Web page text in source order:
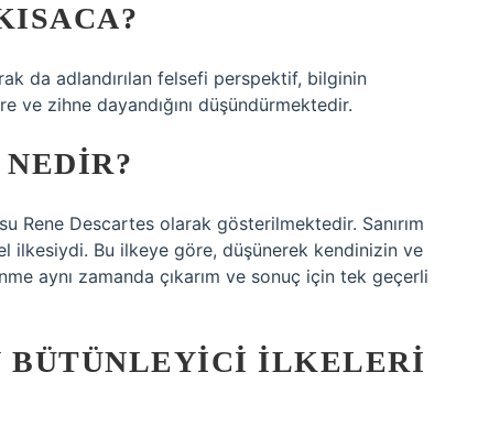
da adlandırılan felsefi perspektif, bilginin
ve zihne dayandığını düşündürmektedir.
Rene Descartes olarak gösterilmektedir. Sanırım
ilkesiydi. Bu ilkeye göre, düşünerek kendinizin ve
aynı zamanda çıkarım ve sonuç için tek geçerli
ILKELERI